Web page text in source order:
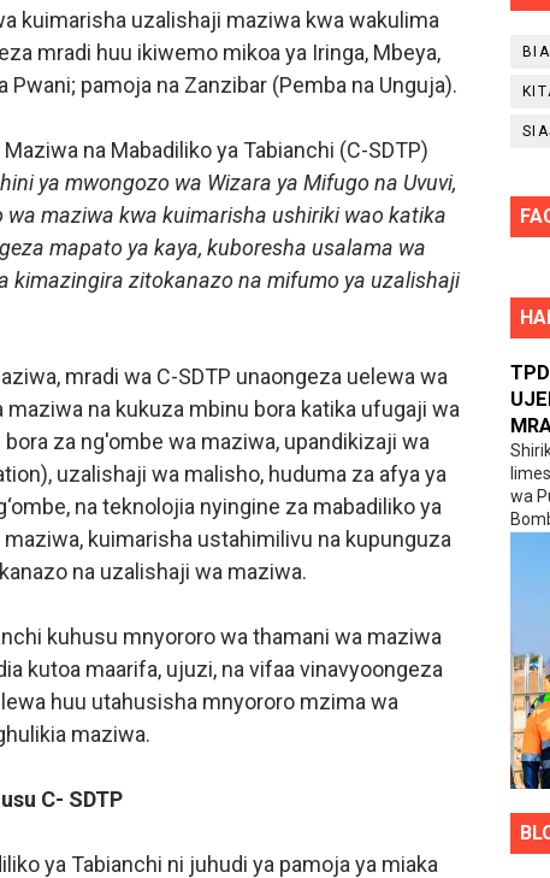
kuimarisha uzalishaji maziwa kwa wakulima
mradi huu ikiwemo mikoa ya Iringa, Mbeya,
Pwani; pamoja na Zanzibar (Pemba na Unguja).
na Mabadiliko ya Tabianchi (C-SDTP)
ya mwongozo wa Wizara ya Mifugo na Uvuvi,
maziwa kwa kuimarisha ushiriki wao katika
mapato ya kaya, kuboresha usalama wa
kimazingira zitokanazo na mifumo ya uzalishaji
mradi wa C-SDTP unaongeza uelewa wa
na kukuza mbinu bora katika ufugaji wa
za ng'ombe wa maziwa, upandikizaji wa
uzalishaji wa malisho, huduma za afya ya
na teknolojia nyingine za mabadiliko ya
kuimarisha ustahimilivu na kupunguza
na uzalishaji wa maziwa.
kuhusu mnyororo wa thamani wa maziwa
kutoa maarifa, ujuzi, na vifaa vinavyoongeza
huu utahusisha mnyororo mzima wa
maziwa.
C- SDTP
ya Tabianchi ni juhudi ya pamoja ya miaka
wa